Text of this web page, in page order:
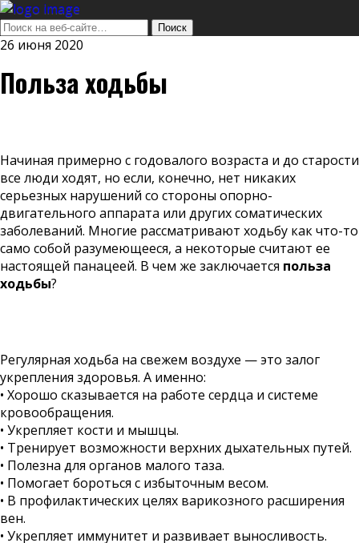
26 июня 2020
Польза ходьбы
Начиная примерно с годовалого возраста и до старости
все люди ходят, но если, конечно, нет никаких
серьезных нарушений со стороны опорно-
двигательного аппарата или других соматических
заболеваний. Многие рассматривают ходьбу как что-то
само собой разумеющееся, а некоторые считают ее
настоящей панацеей. В чем же заключается польза
ходьбы?
Регулярная ходьба на свежем воздухе — это залог
укрепления здоровья. А именно:
• Хорошо сказывается на работе сердца и системе
кровообращения.
• Укрепляет кости и мышцы.
• Тренирует возможности верхних дыхательных путей.
• Полезна для органов малого таза.
• Помогает бороться с избыточным весом.
• В профилактических целях варикозного расширения
вен.
• Укрепляет иммунитет и развивает выносливость.